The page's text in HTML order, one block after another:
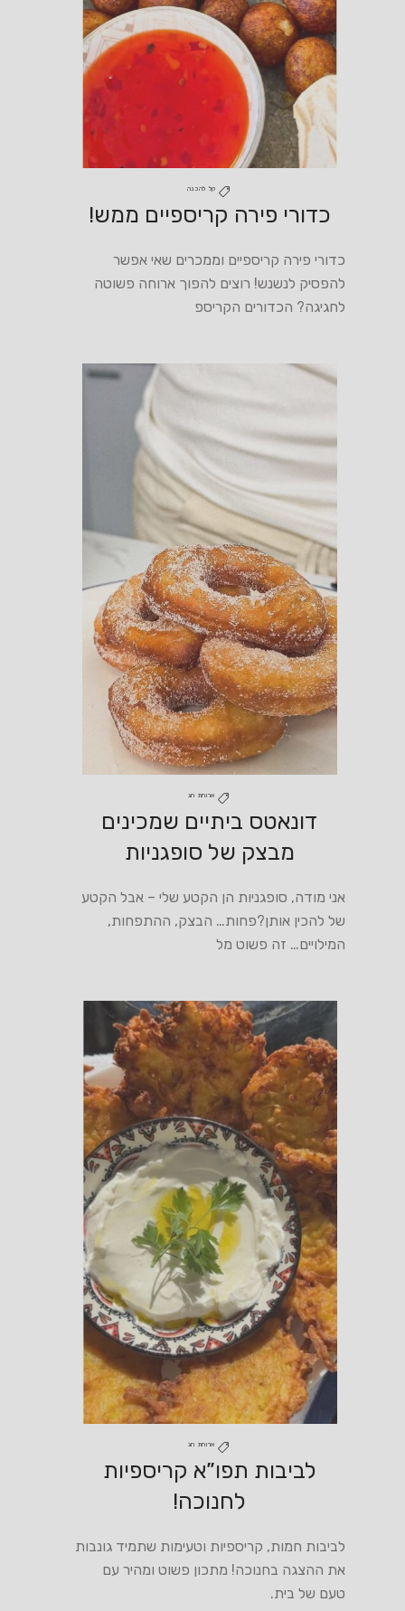
קל להכנה
כדורי פירה קריספיים ממש!
כדורי פירה קריספיים וממכרים שאי אפשר
להפסיק לנשנש! רוצים להפוך ארוחה פשוטה
לחגיגה? הכדורים הקריספ
ארוחת חג
דונאטס ביתיים שמכינים
מבצק של סופגניות
אני מודה, סופגניות הן הקטע שלי – אבל הקטע
של להכין אותן?פחות… הבצק, ההתפחות,
המילויים… זה פשוט מל
ארוחת חג
לביבות תפו”א קריספיות
לחנוכה!
לביבות חמות, קריספיות וטעימות שתמיד גונבות
את ההצגה בחנוכה! מתכון פשוט ומהיר עם
טעם של בית.